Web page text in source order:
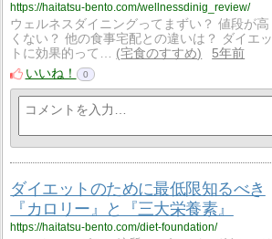
https://haitatsu-bento.com/wellnessdinig_review/
ウェルネスダイニングってまずい？ 値段が高
くない？ 他の食事宅配との違いは？ ダイエッ
トに効果的って…
宅食のすすめ
5年前
いいね！
0
ダイエットのために最低限知るべき
『カロリー』と『三大栄養素』
https://haitatsu-bento.com/diet-foundation/